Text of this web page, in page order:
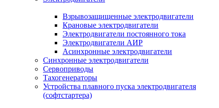
Взрывозащищенные электродвигатели
Крановые электродвигатели
Электродвигатели постоянного тока
Электродвигатели АИР
Асинхронные электродвигатели
Синхронные электродвигатели
Сервоприводы
Тахогенераторы
Устройства плавного пуска электродвигателя
(софтстартера)